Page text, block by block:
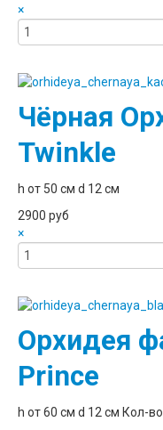
×
Чёрная
Twinkle
h от 50 см d 12 см
2900 руб
×
Орхидея
Prince
h от 60 см d 12 см Кол-